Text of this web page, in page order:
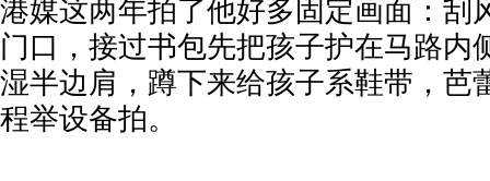
港媒这两年拍了他好多固定画面：刮
门口，接过书包先把孩子护在马路内
湿半边肩，蹲下来给孩子系鞋带，芭
程举设备拍。